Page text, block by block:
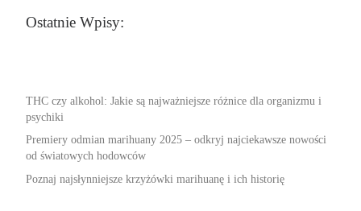
Ostatnie Wpisy:
THC czy alkohol: Jakie są najważniejsze różnice dla organizmu i
psychiki
Premiery odmian marihuany 2025 – odkryj najciekawsze nowości
od światowych hodowców
Poznaj najsłynniejsze krzyżówki marihuanę i ich historię